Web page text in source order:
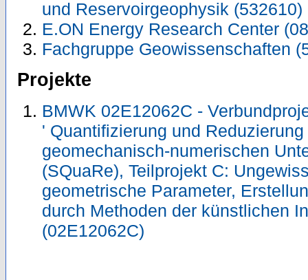
und Reservoirgeophysik (532610)
E.ON Energy Research Center
Fachgruppe Geowissenschaften
Projekte
BMWK 02E12062C -
' Quantifizierung und
geomechanisch-numerischen
(SQuaRe), Teilprojekt C:
geometrische Parameter,
durch Methoden der künstlichen
(02E12062C)